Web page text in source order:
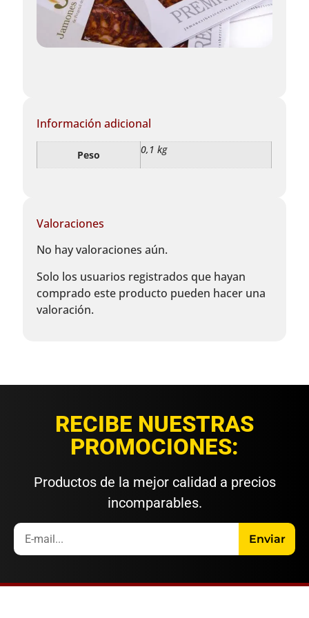
Información adicional
Peso 0,1 kg
Valoraciones
No hay valoraciones aún.
Solo los usuarios registrados que hayan
comprado este producto pueden hacer una
valoración.
RECIBE NUESTRAS
PROMOCIONES:
Productos de la mejor calidad a precios
incomparables.
Enviar